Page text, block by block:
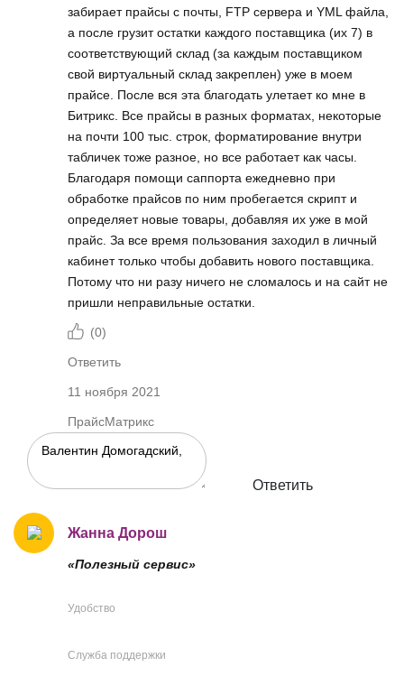
забирает прайсы с почты, FTP сервера и YML файла,
а после грузит остатки каждого поставщика (их 7) в
соответствующий склад (за каждым поставщиком
свой виртуальный склад закреплен) уже в моем
прайсе. После вся эта благодать улетает ко мне в
Битрикс. Все прайсы в разных форматах, некоторые
на почти 100 тыс. строк, форматирование внутри
табличек тоже разное, но все работает как часы.
Благодаря помощи саппорта ежедневно при
обработке прайсов по ним пробегается скрипт и
определяет новые товары, добавляя их уже в мой
прайс. За все время пользования заходил в личный
кабинет только чтобы добавить нового поставщика.
Потому что ни разу ничего не сломалось и на сайт не
пришли неправильные остатки.
(0)
Ответить
11 ноября 2021
ПрайсМатрикс
Ответить
Жанна Дорош
«Полезный сервис»
Удобство
Служба поддержки